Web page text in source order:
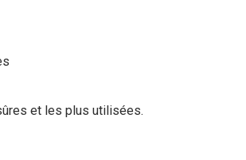
et les plus utilisées.